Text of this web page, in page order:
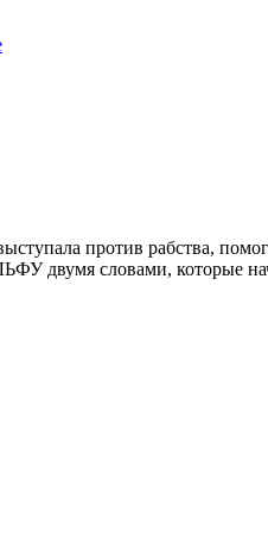
против рабства,
двумя словами, которые